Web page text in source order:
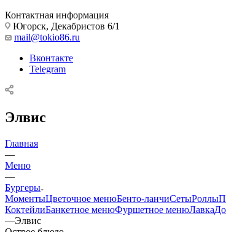
Контактная информация
Югорск, Декабристов 6/1
mail@tokio86.ru
Вконтакте
Telegram
Элвис
Главная
—
Меню
—
Бургеры
МоментыЦветочное менюБенто-ланчиСетыРоллы
КоктейлиБанкетное менюФуршетное менюЛавка
—Элвис